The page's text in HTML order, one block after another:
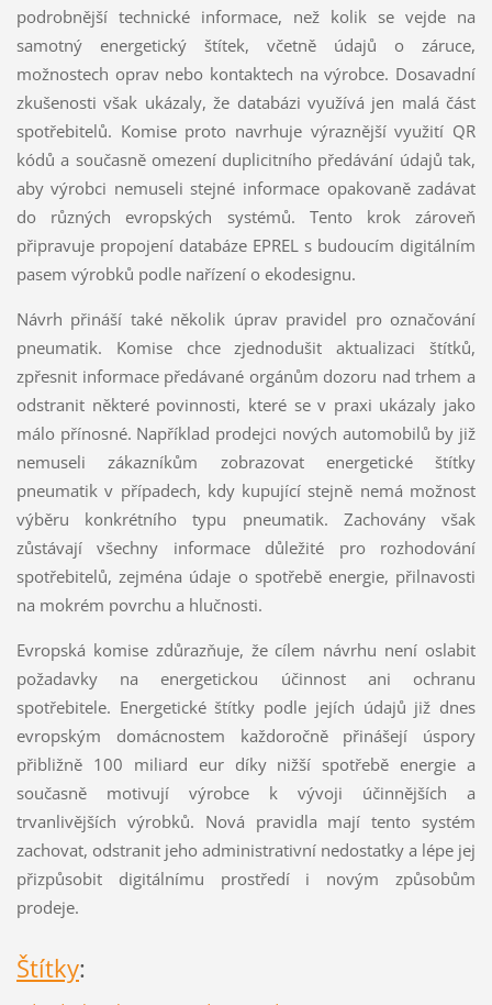
podrobnější technické informace, než kolik se vejde na
samotný energetický štítek, včetně údajů o záruce,
možnostech oprav nebo kontaktech na výrobce. Dosavadní
zkušenosti však ukázaly, že databázi využívá jen malá část
spotřebitelů. Komise proto navrhuje výraznější využití QR
kódů a současně omezení duplicitního předávání údajů tak,
aby výrobci nemuseli stejné informace opakovaně zadávat
do různých evropských systémů. Tento krok zároveň
připravuje propojení databáze EPREL s budoucím digitálním
pasem výrobků podle nařízení o ekodesignu.
Návrh přináší také několik úprav pravidel pro označování
pneumatik. Komise chce zjednodušit aktualizaci štítků,
zpřesnit informace předávané orgánům dozoru nad trhem a
odstranit některé povinnosti, které se v praxi ukázaly jako
málo přínosné. Například prodejci nových automobilů by již
nemuseli zákazníkům zobrazovat energetické štítky
pneumatik v případech, kdy kupující stejně nemá možnost
výběru konkrétního typu pneumatik. Zachovány však
zůstávají všechny informace důležité pro rozhodování
spotřebitelů, zejména údaje o spotřebě energie, přilnavosti
na mokrém povrchu a hlučnosti.
Evropská komise zdůrazňuje, že cílem návrhu není oslabit
požadavky na energetickou účinnost ani ochranu
spotřebitele. Energetické štítky podle jejích údajů již dnes
evropským domácnostem každoročně přinášejí úspory
přibližně 100 miliard eur díky nižší spotřebě energie a
současně motivují výrobce k vývoji účinnějších a
trvanlivějších výrobků. Nová pravidla mají tento systém
zachovat, odstranit jeho administrativní nedostatky a lépe jej
přizpůsobit digitálnímu prostředí i novým způsobům
prodeje.
Štítky: